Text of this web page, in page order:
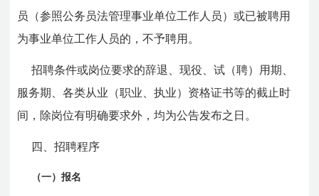
员（参照公务员法管理事业单位工作人员）或已被聘用
为事业单位工作人员的，不予聘用。
招聘条件或岗位要求的辞退、现役、试（聘）用期、
服务期、各类从业（职业、执业）资格证书等的截止时
间，除岗位有明确要求外，均为公告发布之日。
四、招聘程序
（一）报名